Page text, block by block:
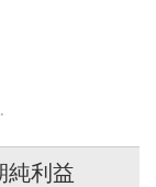
純利益